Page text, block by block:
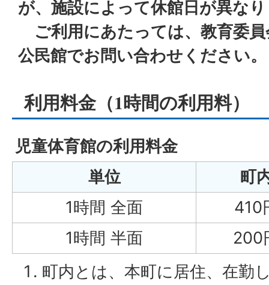
が、施設によって休館日が異な
ご利用にあたっては、教育委
公民館でお問い合わせください。
利用料金（1時間の利用料）
児童体育館の利用料金
単位
町
1時間 全面
410
1時間 半面
200
町内とは、本町に居住、在勤